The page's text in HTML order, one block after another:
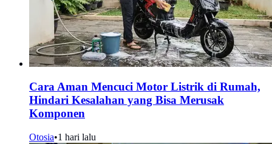
Cara Aman Mencuci Motor Listrik di Rumah,
Hindari Kesalahan yang Bisa Merusak
Komponen
Otosia•1 hari lalu